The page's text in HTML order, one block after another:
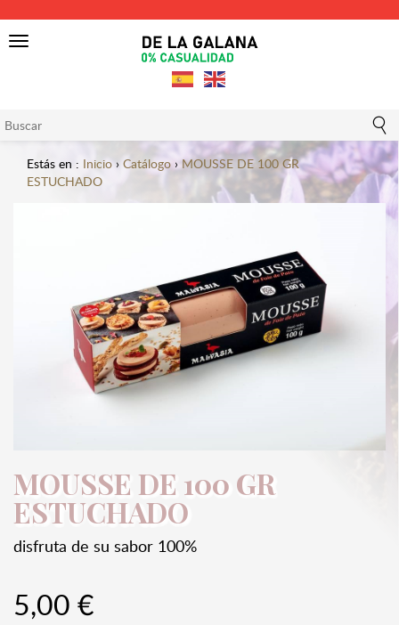
Toggle
Estás en : Inicio › Catálogo › MOUSSE DE 100 GR
ESTUCHADO
MOUSSE DE 100 GR
ESTUCHADO
disfruta de su sabor 100%
5,00 €